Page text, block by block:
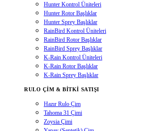
Hunter Kontrol Üniteleri
Hunter Rotor Başlıklar
Hunter Sprey Başlıklar
RainBird Kontrol Üniteleri
RainBird Rotor Başlıklar
RainBird Sprey Başlıklar
K-Rain Kontrol Üniteleri
K-Rain Rotor Başlıklar
K-Rain Sprey Başlıklar
RULO ÇIM & BITKI SATIŞI
Hazır Rulo Çim
Tahoma 31 Çimi
Zoysia Çimi